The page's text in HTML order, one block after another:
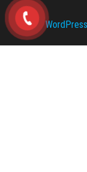
WordPress